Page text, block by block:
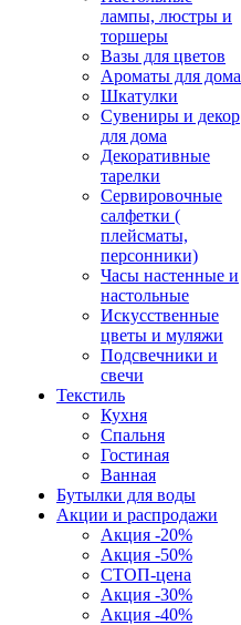
лампы, люстры и
торшеры
Вазы для цветов
Ароматы для дома
Шкатулки
Сувениры и декор
для дома
Декоративные
тарелки
Сервировочные
салфетки (
плейсматы,
персонники)
Часы настенные и
настольные
Искусственные
цветы и муляжи
Подсвечники и
свечи
Текстиль
Кухня
Спальня
Гостиная
Ванная
Бутылки для воды
Акции и распродажи
Акция -20%
Акция -50%
СТОП-цена
Акция -30%
Акция -40%